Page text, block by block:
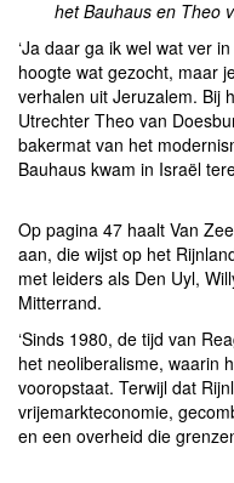
het Bauhaus en Theo
‘Ja daar ga ik wel wat ver
hoogte wat gezocht, maar
verhalen uit Jeruzalem. Bij
Utrechter Theo van
bakermat van het
Bauhaus kwam in Israël
Op pagina 47 haalt Van
aan, die wijst op het
met leiders als Den Uyl,
Mitterrand.
‘Sinds 1980, de tijd van
het neoliberalisme, waarin
vooropstaat. Terwijl dat
vrijemarkteconomie,
en een overheid die